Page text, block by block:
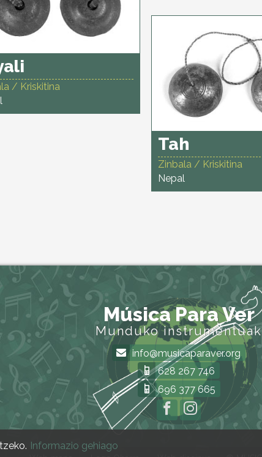
/ Kriskitina
Tah
Zinbala / Kriskitina
Nepal
Música Para Ver
Munduko instrumentuak
info@musicaparaver.org
628 267 746
696 377 665
Informazio gehiago